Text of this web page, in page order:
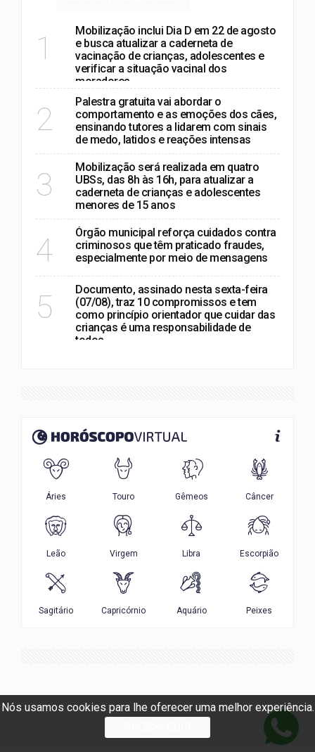
Nós usamos cookies para lhe oferecer uma melhor experiência.
1
Mobilização inclui Dia D em 22 de agosto
e busca atualizar a caderneta de
vacinação de crianças, adolescentes e
verificar a situação vacinal dos
moradores
2
Palestra gratuita vai abordar o
comportamento e as emoções dos cães,
ensinando tutores a lidarem com sinais
de medo, latidos e reações intensas
3
Mobilização será realizada em quatro
UBSs, das 8h às 16h, para atualizar a
caderneta de crianças e adolescentes
menores de 15 anos
4
Órgão municipal reforça cuidados contra
criminosos que têm praticado fraudes,
especialmente por meio de mensagens
5
Documento, assinado nesta sexta-feira
(07/08), traz 10 compromissos e tem
como princípio orientador que cuidar das
crianças é uma responsabilidade de
todos